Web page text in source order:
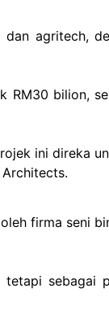
agritech,
RM30 bilion,
ini direka
firma seni
sebagai